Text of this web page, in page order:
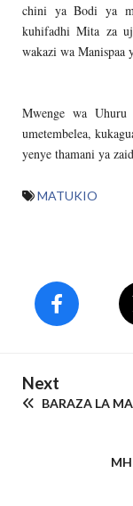
chini ya Bodi ya
kuhifadhi Mita za
wakazi wa
Mwenge wa
umetembelea,
yenye thamani ya
MATUKIO
Next
BARAZA LA